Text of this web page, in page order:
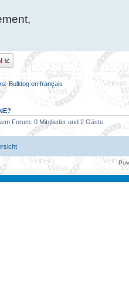
Bulldog en français
Forum: 0 Mitglieder und 2 Gäste